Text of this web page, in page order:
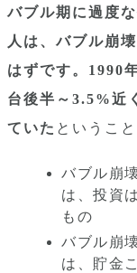
バブル期に過度
人は、バブル崩
はずです。1990
台後半～3.5%近
ていた というこ
バブル崩
は、投資
もの
バブル崩
は、貯金